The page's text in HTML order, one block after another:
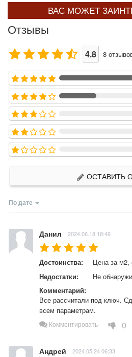
ВАС МОЖЕТ
Отзывы
4.8 8
ОСТАВИТЬ
По дате
Данил 2024.06.18 18:46
Достоинства:
Цена за м2,
Недостатки:
Не
Комментарий:
Все рассчитали под ключ.
всем параметрам.
Комментировать 0
Андрей 2024.05.24 06:33